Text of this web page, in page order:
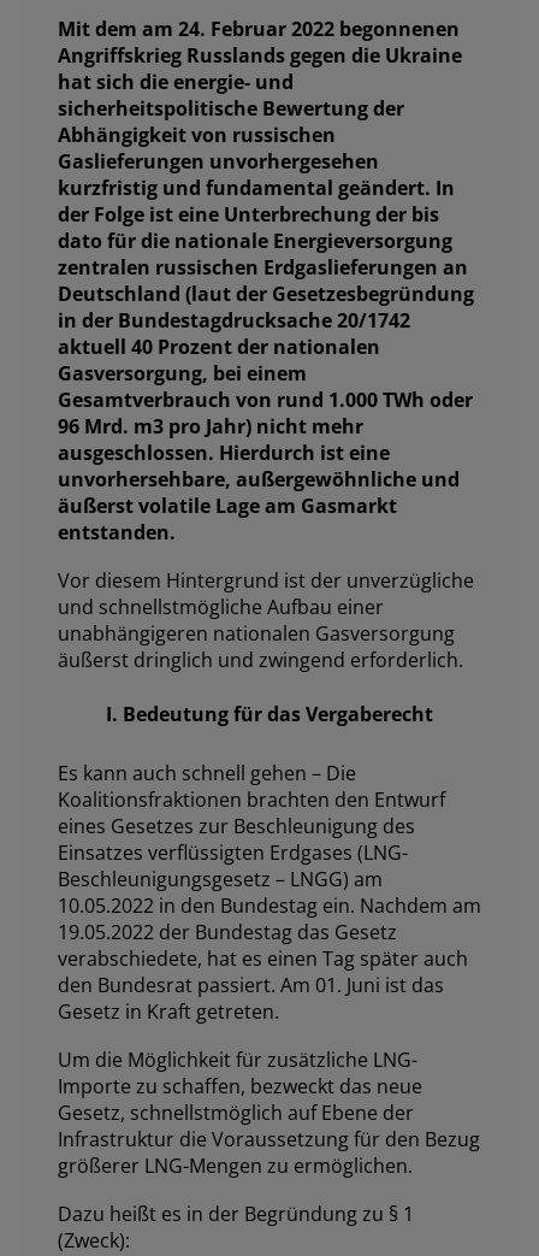
Mit dem am 24. Februar 2022 begonnenen
Angriffskrieg Russlands gegen die Ukraine
hat sich die energie- und
sicherheitspolitische Bewertung der
Abhängigkeit von russischen
Gaslieferungen unvorhergesehen
kurzfristig und fundamental geändert. In
der Folge ist eine Unterbrechung der bis
dato für die nationale Energieversorgung
zentralen russischen Erdgaslieferungen an
Deutschland (laut der Gesetzesbegründung
in der Bundestagdrucksache 20/1742
aktuell 40 Prozent der nationalen
Gasversorgung, bei einem
Gesamtverbrauch von rund 1.000 TWh oder
96 Mrd. m3 pro Jahr) nicht mehr
ausgeschlossen. Hierdurch ist eine
unvorhersehbare, außergewöhnliche und
äußerst volatile Lage am Gasmarkt
entstanden.
Vor diesem Hintergrund ist der unverzügliche
und schnellstmögliche Aufbau einer
unabhängigeren nationalen Gasversorgung
äußerst dringlich und zwingend erforderlich.
I. Bedeutung für das Vergaberecht
Es kann auch schnell gehen – Die
Koalitionsfraktionen brachten den Entwurf
eines Gesetzes zur Beschleunigung des
Einsatzes verflüssigten Erdgases (LNG-
Beschleunigungsgesetz – LNGG) am
10.05.2022 in den Bundestag ein. Nachdem am
19.05.2022 der Bundestag das Gesetz
verabschiedete, hat es einen Tag später auch
den Bundesrat passiert. Am 01. Juni ist das
Gesetz in Kraft getreten.
Um die Möglichkeit für zusätzliche LNG-
Importe zu schaffen, bezweckt das neue
Gesetz, schnellstmöglich auf Ebene der
Infrastruktur die Voraussetzung für den Bezug
größerer LNG-Mengen zu ermöglichen.
Dazu heißt es in der Begründung zu § 1
(Zweck):